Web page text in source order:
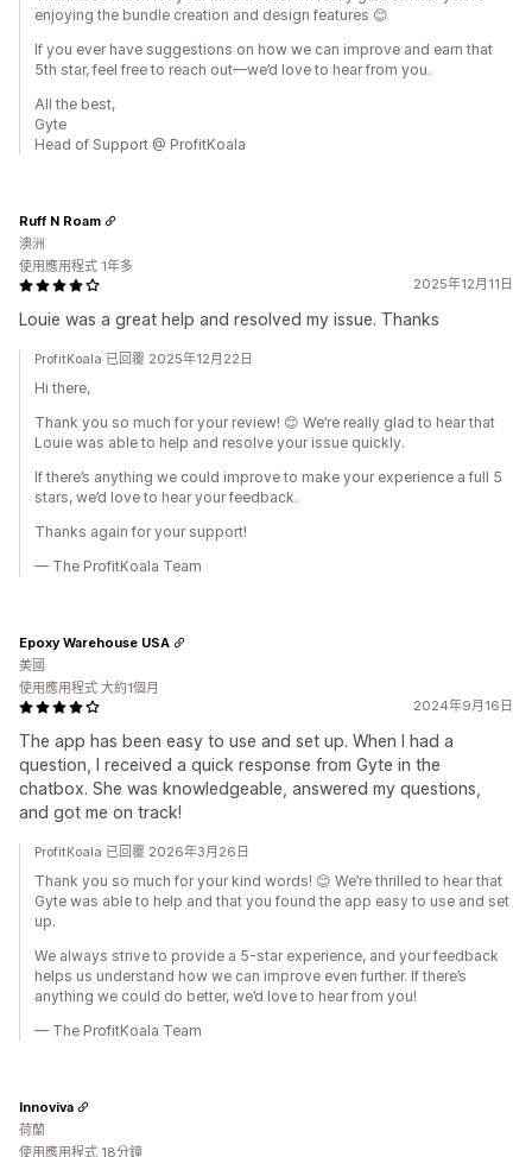
enjoying the bundle creation and design features 😊
If you ever have suggestions on how we can improve and earn that
5th star, feel free to reach out—we’d love to hear from you.
All the best,
Gyte
Head of Support @ ProfitKoala
2025年12月11日
Louie was a great help and resolved my issue. Thanks
Ruff N Roam
澳洲
使用應用程式 1年多
ProfitKoala 已回覆 2025年12月22日
Hi there,
Thank you so much for your review! 😊 We’re really glad to hear that
Louie was able to help and resolve your issue quickly.
If there’s anything we could improve to make your experience a full 5
stars, we’d love to hear your feedback.
Thanks again for your support!
— The ProfitKoala Team
2024年9月16日
The app has been easy to use and set up. When I had a
question, I received a quick response from Gyte in the
chatbox. She was knowledgeable, answered my questions,
and got me on track!
Epoxy Warehouse USA
美國
使用應用程式 大約1個月
ProfitKoala 已回覆 2026年3月26日
Thank you so much for your kind words! 😊 We’re thrilled to hear that
Gyte was able to help and that you found the app easy to use and set
up.
We always strive to provide a 5-star experience, and your feedback
helps us understand how we can improve even further. If there’s
anything we could do better, we’d love to hear from you!
— The ProfitKoala Team
Innoviva
荷蘭
使用應用程式 18分鐘